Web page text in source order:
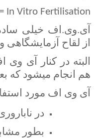
= In Vitro Fertilisation
آی.وی.اف خیلی
از لقاح
البته در کنار آی
هم انجام میشود که
آی وی اف مورد
در
بطور